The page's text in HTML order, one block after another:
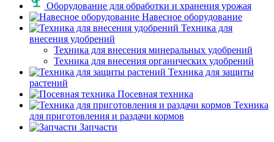
Оборудование для обработки и хранения урожая
Навесное оборудование
Техника для
внесения удобрений
Техника для внесения минеральных удобрений
Техника для внесения органических удобрений
Техника для защиты
растений
Посевная техника
Техника
для приготовления и раздачи кормов
Запчасти